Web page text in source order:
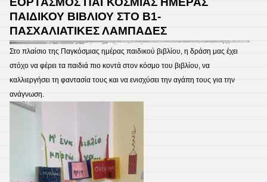
ΠΑΙΔΙΚΟΥ ΒΙΒΛΙΟΥ ΣΤΟ Β1-
ΠΑΣΧΑΛΙΑΤΙΚΕΣ ΛΑΜΠΑΔΕΣ
Στο πλαίσιο της Παγκόσμιας ημέρας παιδικού βιβλίου, η δράση μας έχει
στόχο να φέρει τα παιδιά πιο κοντά στον κόσμο του βιβλίου, να
καλλιεργήσει τη φαντασία τους και να ενισχύσει την αγάπη τους για την
ανάγνωση.